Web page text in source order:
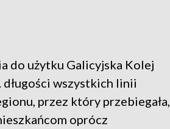
do użytku Galicyjska Kolej
długości wszystkich linii
przez który przebiegała,
oprócz